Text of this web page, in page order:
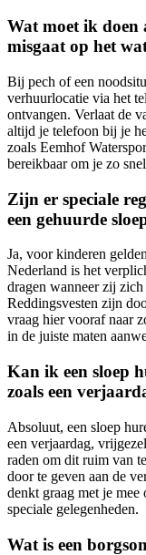
Wat moet ik doen
misgaat op het
Bij pech of een
verhuurlocatie via het
ontvangen. Verlaat de
altijd je telefoon bij je
zoals Eemhof
bereikbaar om je zo
Zijn er speciale
een gehuurde
Ja, voor kinderen
Nederland is het
dragen wanneer zij
Reddingsvesten zijn
vraag hier vooraf naar
in de juiste maten
Kan ik een sloep
zoals een
Absoluut, een sloep
een verjaardag,
raden om dit ruim van
door te geven aan de
denkt graag met je
speciale gelegenheden.
Wat is een